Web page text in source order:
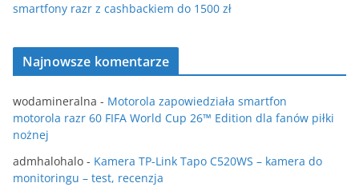
smartfony razr z cashbackiem do 1500 zł
Najnowsze komentarze
wodamineralna - Motorola zapowiedziała smartfon
motorola razr 60 FIFA World Cup 26™ Edition dla fanów piłki
nożnej
admhalohalo - Kamera TP-Link Tapo C520WS – kamera do
monitoringu – test, recenzja